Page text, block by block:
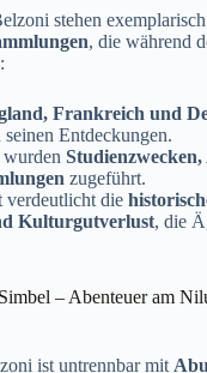
stehen
, die während
Frankreich und
Entdeckungen.
zugeführt.
verdeutlicht die
Kulturgutverlust, die
– Abenteuer am
ist untrennbar mit